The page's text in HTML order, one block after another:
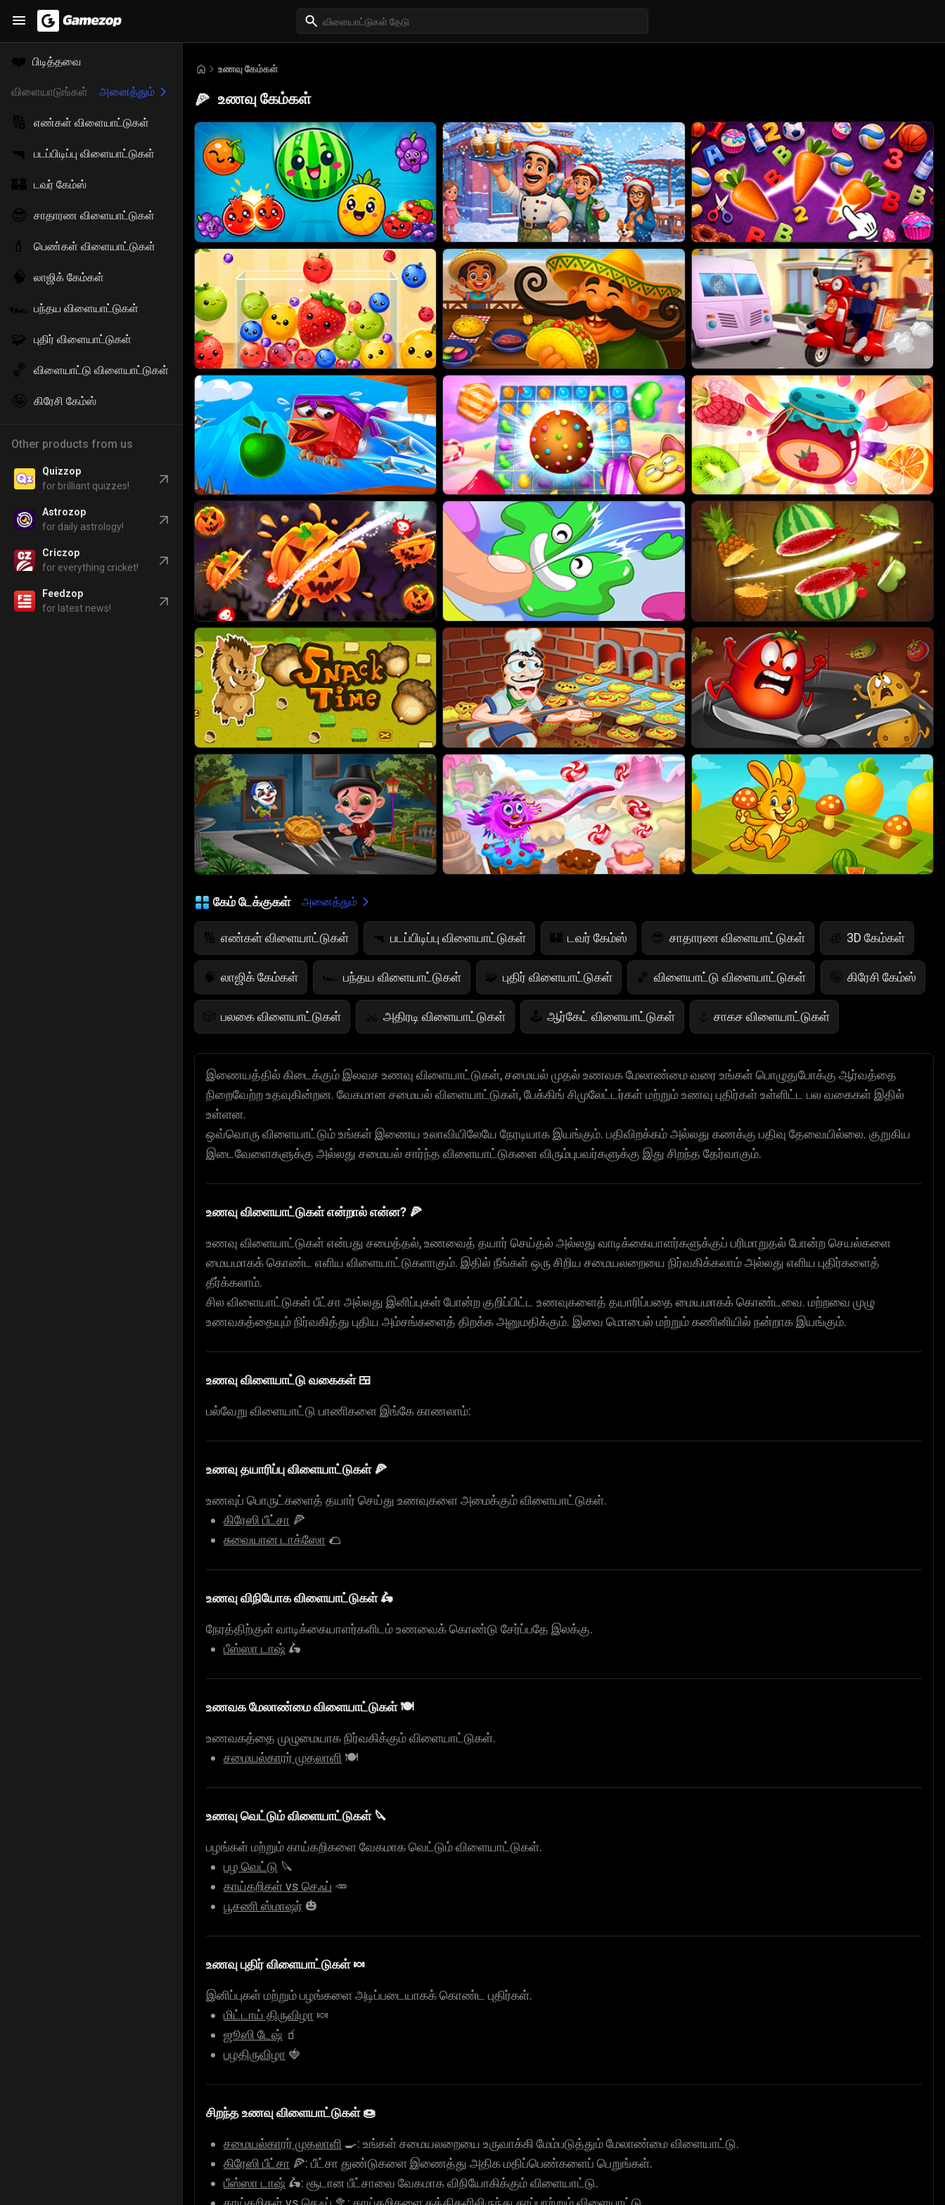
❤️ பிடித்தவை
விளையாடுங்கள் அனைத்தும்
🔢 எண்கள் விளையாட்டுகள்
🔫 படப்பிடிப்பு விளையாட்டுகள்
🏰 டவர் கேம்ஸ்
😎 சாதாரண விளையாட்டுகள்
💄 பெண்கள் விளையாட்டுகள்
🧠 லாஜிக் கேம்கள்
🏎️ பந்தய விளையாட்டுகள்
🧩 புதிர் விளையாட்டுகள்
🏀 விளையாட்டு விளையாட்டுகள்
🤪 கிரேசி கேம்ஸ்
Other products from us
Quizzop
for brilliant quizzes!
Astrozop
for daily astrology!
Criczop
for everything cricket!
Feedzop
for latest news!
உணவு கேம்கள்
🍕 உணவு கேம்கள்
கேம் டேக்குகள் அனைத்தும்
🔢 எண்கள் விளையாட்டுகள் 🔫 படப்பிடிப்பு விளையாட்டுகள் 🏰 டவர் கேம்ஸ் 😎 சாதாரண விளையாட்டுகள் 🧊 3D கேம்கள்
🧠 லாஜிக் கேம்கள் 🏎️ பந்தய விளையாட்டுகள் 🧩 புதிர் விளையாட்டுகள் 🏀 விளையாட்டு விளையாட்டுகள் 🤪 கிரேசி கேம்ஸ்
🎲 பலகை விளையாட்டுகள் ⚔️ அதிரடி விளையாட்டுகள் 🕹️ ஆர்கேட் விளையாட்டுகள் ⚓ சாகச விளையாட்டுகள்
♟️ வியூக விளையாட்டுகள் 💄 பெண்கள் விளையாட்டுகள் 🍇 பழ விளையாட்டுகள் 💡 IQ விளையாட்டுகள்
🌱 வாழ்க்கை விளையாட்டு 🤸 ஜம்ப் கேம்கள் 🎨 நிற கேம்கள் 👻 பயமுறுத்தும் கேம்ஸ் ♠️ சீட்டு விளையாட்டுகள்
👮 போலிஸ் கேம்ஸ் 🧮 மேத் கேம்ஸ் 🍕 உணவு கேம்கள் 🚁 பறக்கும் கேம்ஸ் 🐴 விலங்கு விளையாட்டுகள்
இணையத்தில் கிடைக்கும் இலவச உணவு விளையாட்டுகள், சமையல் முதல் உணவக மேலாண்மை வரை உங்கள் பொழுதுபோக்கு ஆர்வத்தை
நிறைவேற்ற உதவுகின்றன. வேகமான சமையல் விளையாட்டுகள், பேக்கிங் சிமுலேட்டர்கள் மற்றும் உணவு புதிர்கள் உள்ளிட்ட பல வகைகள் இதில்
உள்ளன.
ஒவ்வொரு விளையாட்டும் உங்கள் இணைய உலாவியிலேயே நேரடியாக இயங்கும். பதிவிறக்கம் அல்லது கணக்கு பதிவு தேவையில்லை. குறுகிய
இடைவேளைகளுக்கு அல்லது சமையல் சார்ந்த விளையாட்டுகளை விரும்புபவர்களுக்கு இது சிறந்த தேர்வாகும்.
உணவு விளையாட்டுகள் என்றால் என்ன? 🍕
உணவு விளையாட்டுகள் என்பது சமைத்தல், உணவைத் தயார் செய்தல் அல்லது வாடிக்கையாளர்களுக்குப் பரிமாறுதல் போன்ற செயல்களை
மையமாகக் கொண்ட எளிய விளையாட்டுகளாகும். இதில் நீங்கள் ஒரு சிறிய சமையலறையை நிர்வகிக்கலாம் அல்லது எளிய புதிர்களைத்
தீர்க்கலாம்.
சில விளையாட்டுகள் பீட்சா அல்லது இனிப்புகள் போன்ற குறிப்பிட்ட உணவுகளைத் தயாரிப்பதை மையமாகக் கொண்டவை. மற்றவை முழு
உணவகத்தையும் நிர்வகித்து புதிய அம்சங்களைத் திறக்க அனுமதிக்கும். இவை மொபைல் மற்றும் கணினியில் நன்றாக இயங்கும்.
உணவு விளையாட்டு வகைகள் 🍱
பல்வேறு விளையாட்டு பாணிகளை இங்கே காணலாம்:
உணவு தயாரிப்பு விளையாட்டுகள் 🍕
உணவுப் பொருட்களைத் தயார் செய்து உணவுகளை அமைக்கும் விளையாட்டுகள்.
கிரேஸி பீட்சா 🍕
சுவையான டாக்ஸோ 🌮
உணவு விநியோக விளையாட்டுகள் 🛵
நேரத்திற்குள் வாடிக்கையாளர்களிடம் உணவைக் கொண்டு சேர்ப்பதே இலக்கு.
பீஸ்ஸா டாஷ் 🛵
உணவக மேலாண்மை விளையாட்டுகள் 🍽️
உணவகத்தை முழுமையாக நிர்வகிக்கும் விளையாட்டுகள்.
சமையல்காரர் முதலாளி 🍽️
உணவு வெட்டும் விளையாட்டுகள் 🔪
பழங்கள் மற்றும் காய்கறிகளை வேகமாக வெட்டும் விளையாட்டுகள்.
பழ வெட்டு 🔪
காய்கறிகள் vs செஃப் 🥕
பூசணி ஸ்மாஷர் 🎃
உணவு புதிர் விளையாட்டுகள் 🍬
இனிப்புகள் மற்றும் பழங்களை அடிப்படையாகக் கொண்ட புதிர்கள்.
மிட்டாய் திருவிழா 🍬
ஜூஸி டேஷ் 🧃
பழதிருவிழா 🍓
சிறந்த உணவு விளையாட்டுகள் 🍩
சமையல்காரர் முதலாளி 🍳: உங்கள் சமையலறையை உருவாக்கி மேம்படுத்தும் மேலாண்மை விளையாட்டு.
கிரேஸி பீட்சா 🍕: பீட்சா துண்டுகளை இணைத்து அதிக மதிப்பெண்களைப் பெறுங்கள்.
பீஸ்ஸா டாஷ் 🛵: சூடான பீட்சாவை வேகமாக விநியோகிக்கும் விளையாட்டு.